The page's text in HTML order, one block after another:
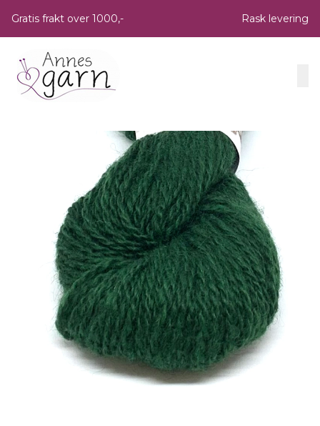
Gratis frakt over 1000,- Rask levering